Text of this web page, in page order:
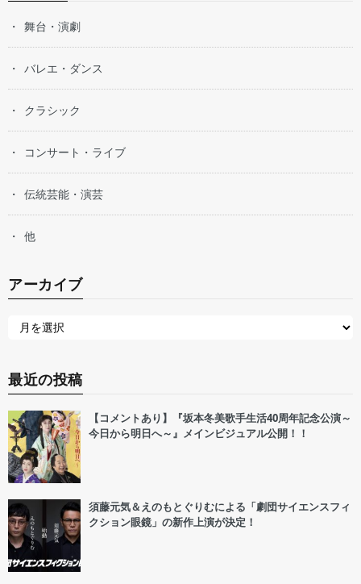
舞台・演劇
バレエ・ダンス
クラシック
コンサート・ライブ
伝統芸能・演芸
他
アーカイブ
最近の投稿
【コメントあり】『坂本冬美歌手生活40周年記念公演～
今日から明日へ～』メインビジュアル公開！！
須藤元気＆えのもとぐりむによる「劇団サイエンスフィ
クション眼鏡」の新作上演が決定！